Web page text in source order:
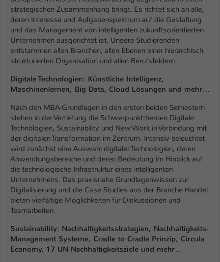
strategischen Zusammenhang bringt. Es richtet sich an alle,
deren Interesse und Aufgabenspektrum auf die Gestaltung
und das Management von intelligenten zukunftsorientierten
Unternehmen ausgerichtet ist. Unsere Studierenden
entstammen allen Branchen, allen Ebenen einer hierarchisch
strukturierten Organisation und allen Berufsfeldern.
Digitale Technologien: Künstliche Intelligenz,
Maschinenlernen, Big Data, Cloud Lösungen und mehr…
Nach den MBA-Grundlagen in den ersten beiden Semestern
stehen in der Vertiefung die Schwerpunktthemen Digitale
Technologien, Sustainability und New Work in Verbindung mit
der digitalen Transformation im Zentrum. Intensiv beleuchtet
wird zunächst eine Auswahl digitaler Technologien, deren
Anwendungsbereiche und deren Bedeutung im Hinblick auf
die technologische Infrastruktur eines intelligenten
Unternehmens. Das praxisnahe Grundlagenwissen zur
Digitalisierung und die Case Studies aus der Branche Handel
bieten vielfältige Möglichkeiten für Diskussionen und
Teamarbeiten.
Sustainability: Nachhaltigkeitsstrategien, Nachhaltigkeits-
Management Systeme, Cradle to Cradle Prinzip, Circula
Economy, 17 UN Nachhaltigkeitsziele und mehr…
Zweck
Einstellungen. Unter anderem eine zufällig
generierte ID, für die historische
Speicherung Ihrer vorgenommen
Einstellungen, falls der Webseiten-
Betreiber dies eingestellt hat.
Name fe_typo_user / PHPSESSID
Laufzeit 1 Woche
Zweck
Dieses Cookie ist ein Standard-Session-
Cookie von TYPO3. Es speichert im Fall
eines Intranet-Logins die Session-ID. So
kann der eingeloggte Benutzer
wiedererkannt werden und es wird ihm
Zugang zu geschützten Bereichen
gewährt.
Name be_typo_user